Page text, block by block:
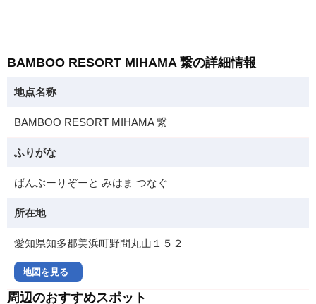
BAMBOO RESORT MIHAMA 繋の詳細情報
地点名称
BAMBOO RESORT MIHAMA 繋
ふりがな
ばんぶーりぞーと みはま つなぐ
所在地
愛知県知多郡美浜町野間丸山１５２
地図を見る
周辺のおすすめスポット